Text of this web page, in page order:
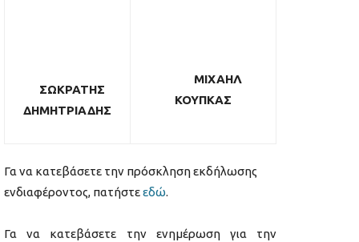
ΣΩΚΡΑΤΗΣ
ΔΗΜΗΤΡΙΑΔΗΣ
ΜΙΧΑΗΛ
ΚΟΥΠΚΑΣ
Γα να κατεβάσετε την πρόσκληση εκδήλωσης
ενδιαφέροντος, πατήστεεδώ.
Γα να κατεβάσετε την ενημέρωση για την